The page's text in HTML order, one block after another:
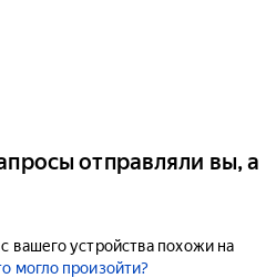
отправляли вы, а
вашего устройства похожи на
могло произойти?